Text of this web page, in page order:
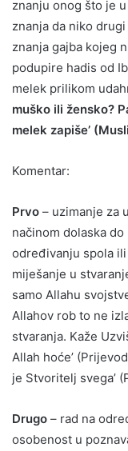
znanju onog što je
znanja da niko
znanja gajba kojeg
podupire hadis od
melek prilikom
muško ili žensko?
melek zapiše’
Komentar:
Prvo – uzimanje za
načinom dolaska
određivanju spola
miješanje u
samo Allahu
Allahov rob to ne
stvaranja. Kaže
Allah hoće’
je Stvoritelj svega’
Drugo – rad na
osobenost u